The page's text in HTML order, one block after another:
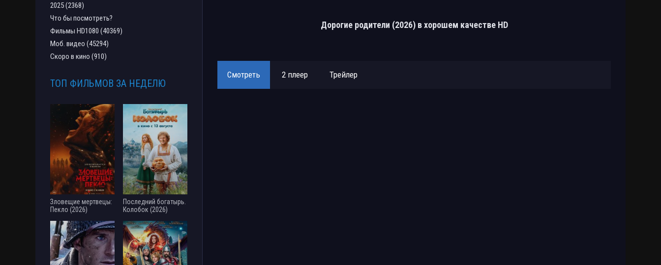
Дорогие родители (2026) в хорошем качестве HD
Смотреть 2 плеер Трейлер
2025 (2368)
Что бы посмотреть?
Фильмы HD1080 (40369)
Моб. видео (45294)
Скоро в кино (910)
ТОП ФИЛЬМОВ ЗА НЕДЕЛЮ
Зловещие мертвецы:
Пекло (2026)
Последний богатырь.
Колобок (2026)